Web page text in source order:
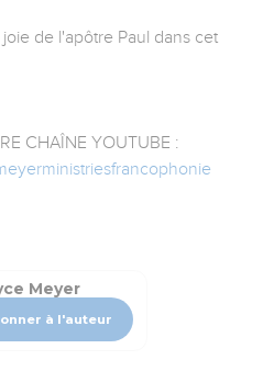
de l'apôtre Paul dans cet
CHAÎNE YOUTUBE :
Meyer
à l'auteur